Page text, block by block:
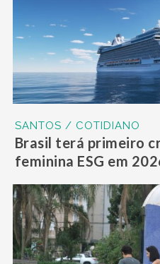
SANTOS / COTIDIANO
Brasil terá primeiro
feminina ESG em